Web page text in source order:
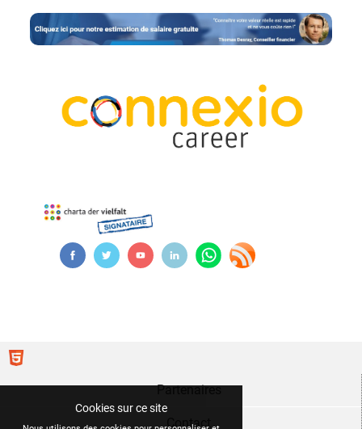
Cookies sur ce site
Partenaires
Contact